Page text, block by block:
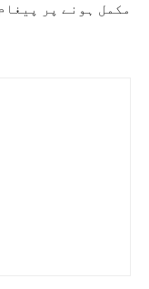
مکمل ہونے پر پیغام